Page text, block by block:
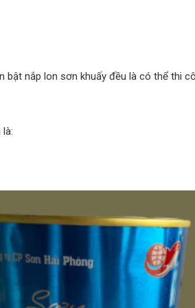
bật nắp lon sơn khuấy đều là có thể thi